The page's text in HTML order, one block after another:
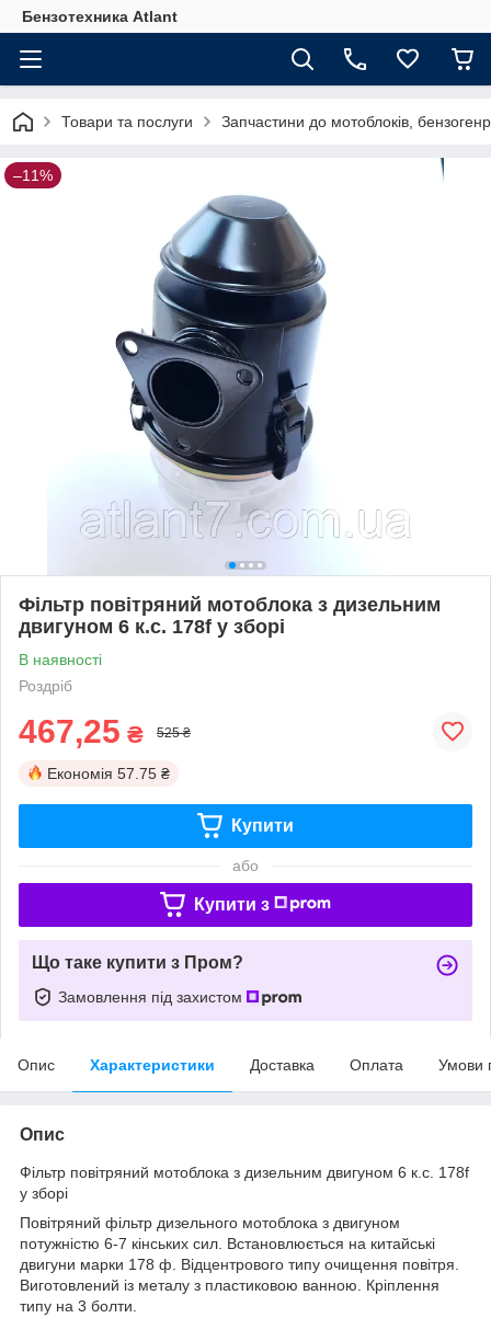
Бензотехника Atlant
Товари та послуги Запчастини до мотоблоків,
–11%
Фільтр повітряний мотоблока з дизельним
двигуном 6 к.с. 178f у зборі
В наявності
Роздріб
467,25 ₴ 525 ₴
Економія 57.75 ₴
Купити
або
Купити з
Що таке купити з Пром?
Замовлення під захистом
Опис Характеристики Доставка Оплата Умови
Опис
Фільтр повітряний мотоблока з дизельним двигуном 6 к.с. 178f
у зборі
Повітряний фільтр дизельного мотоблока з двигуном
потужністю 6-7 кінських сил. Встановлюється на китайські
двигуни марки 178 ф. Відцентрового типу очищення повітря.
Виготовлений із металу з пластиковою ванною. Кріплення
типу на 3 болти.